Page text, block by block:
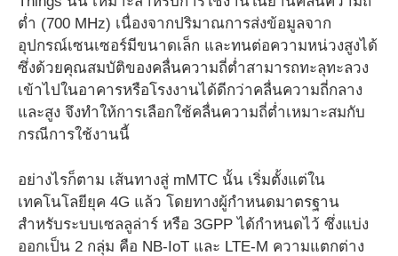
ต่ำ (700 MHz) เนื่องจากปริมาณการส่งข้อมูลจาก
อุปกรณ์เซนเซอร์มีขนาดเล็ก และทนต่อความหน่วงสูงได้
ซึ่งด้วยคุณสมบัติของคลื่นความถี่ต่ำสามารถทะลุทะลวง
เข้าไปในอาคารหรือโรงงานได้ดีกว่าคลื่นความถี่กลาง
และสูง จึงทำให้การเลือกใช้คลื่นความถี่ต่ำเหมาะสมกับ
กรณีการใช้งานนี้
อย่างไรก็ตาม เส้นทางสู่ mMTC นั้น เริ่มตั้งแต่ใน
เทคโนโลยียุค 4G แล้ว โดยทางผู้กำหนดมาตรฐาน
สำหรับระบบเซลลูล่าร์ หรือ 3GPP ได้กำหนดไว้ ซึ่งแบ่ง
ออกเป็น 2 กลุ่ม คือ NB-IoT และ LTE-M ความแตกต่าง